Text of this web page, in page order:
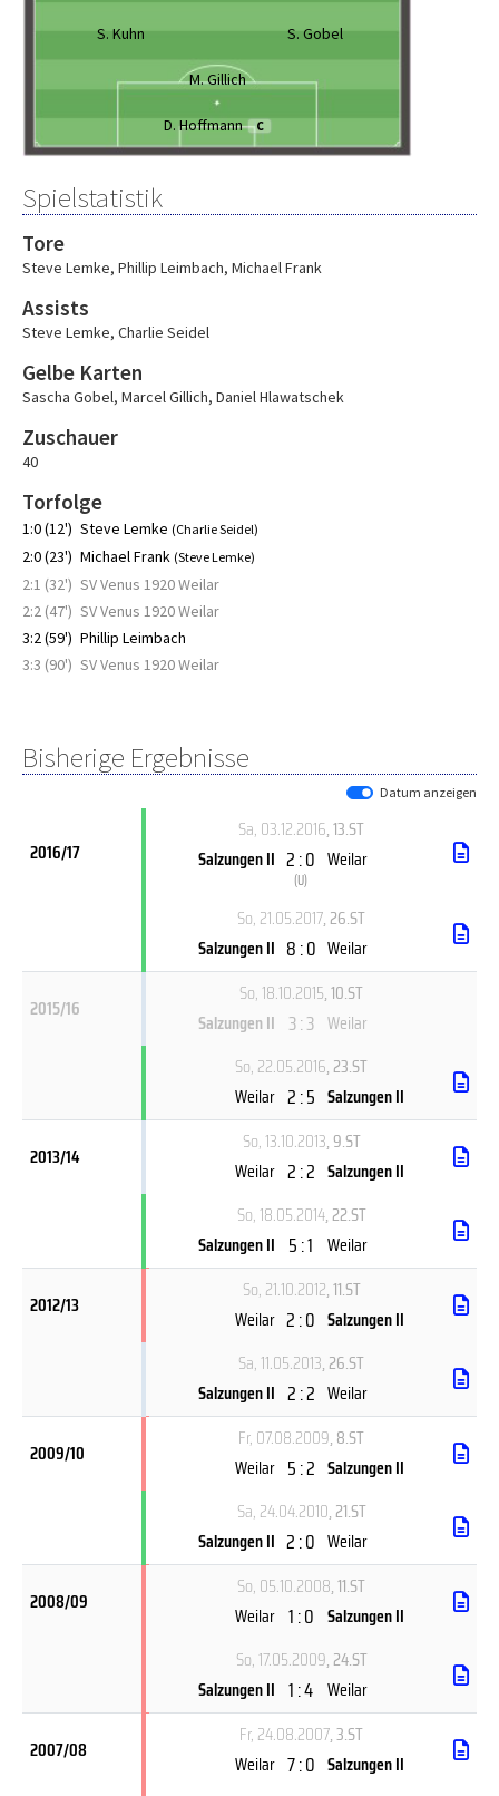
S. Kuhn S. Gobel
M. Gillich
D. Hoffmann C
Spielstatistik
Tore
Steve Lemke, Phillip Leimbach, Michael Frank
Assists
Steve Lemke, Charlie Seidel
Gelbe Karten
Sascha Gobel, Marcel Gillich, Daniel Hlawatschek
Zuschauer
40
Torfolge
1:0 (12') Steve Lemke (Charlie Seidel)
2:0 (23') Michael Frank (Steve Lemke)
2:1 (32') SV Venus 1920 Weilar
2:2 (47') SV Venus 1920 Weilar
3:2 (59') Phillip Leimbach
3:3 (90') SV Venus 1920 Weilar
Bisherige Ergebnisse
Datum anzeigen
2016/17
Sa, 03.12.2016, 13.ST
Salzungen II 2 : 0
(U)
Weilar
So, 21.05.2017, 26.ST
Salzungen II 8 : 0 Weilar
2015/16
So, 18.10.2015, 10.ST
Salzungen II 3 : 3 Weilar
So, 22.05.2016, 23.ST
Weilar 2 : 5 Salzungen II
2013/14
So, 13.10.2013, 9.ST
Weilar 2 : 2 Salzungen II
So, 18.05.2014, 22.ST
Salzungen II 5 : 1 Weilar
2012/13
So, 21.10.2012, 11.ST
Weilar 2 : 0 Salzungen II
Sa, 11.05.2013, 26.ST
Salzungen II 2 : 2 Weilar
2009/10
Fr, 07.08.2009, 8.ST
Weilar 5 : 2 Salzungen II
Sa, 24.04.2010, 21.ST
Salzungen II 2 : 0 Weilar
2008/09
So, 05.10.2008, 11.ST
Weilar 1 : 0 Salzungen II
So, 17.05.2009, 24.ST
Salzungen II 1 : 4 Weilar
2007/08
Fr, 24.08.2007, 3.ST
Weilar 7 : 0 Salzungen II